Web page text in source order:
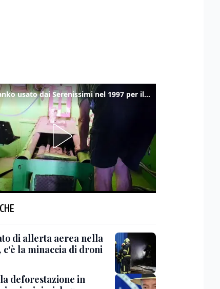
Ecco il tanko usato dai Serenissimi nel 1997 per il blitz a San Marco
di allerta aerea nella
c'è la minaccia di droni
deforestazione in